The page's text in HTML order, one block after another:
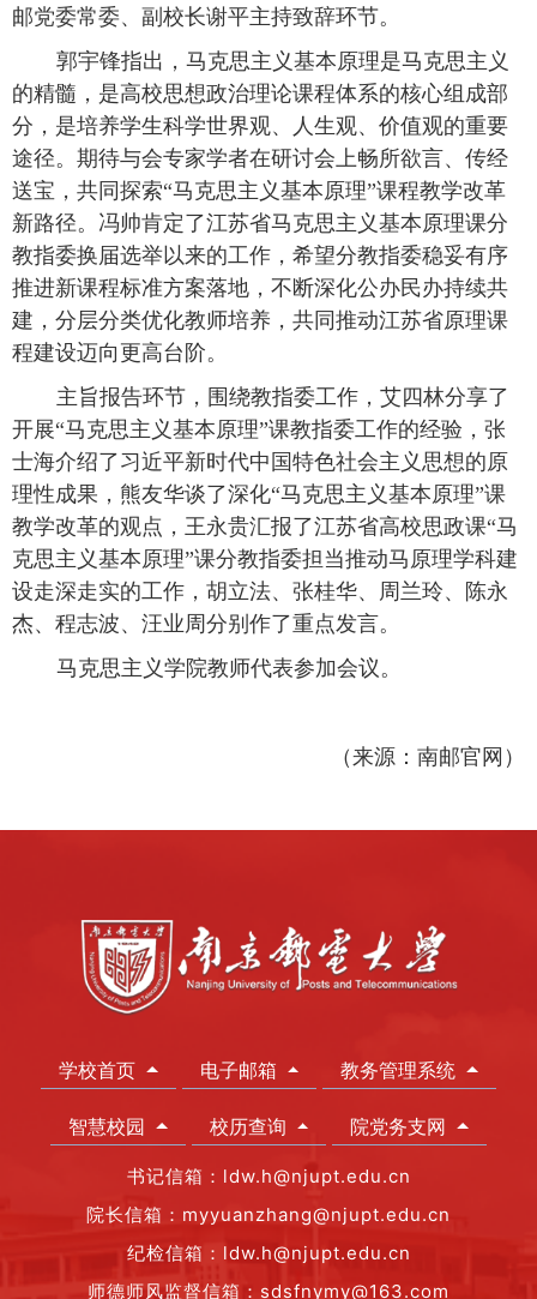
邮党委常委、副校长谢平主持致辞环节。
郭宇锋指出，马克思主义基本原理是马克思主义
的精髓，是高校思想政治理论课程体系的核心组成部
分，是培养学生科学世界观、人生观、价值观的重要
途径。期待与会专家学者在研讨会上畅所欲言、传经
送宝，共同探索“马克思主义基本原理”课程教学改革
新路径。冯帅肯定了江苏省马克思主义基本原理课分
教指委换届选举以来的工作，希望分教指委稳妥有序
推进新课程标准方案落地，不断深化公办民办持续共
建，分层分类优化教师培养，共同推动江苏省原理课
程建设迈向更高台阶。
主旨报告环节，围绕教指委工作，艾四林分享了
开展“马克思主义基本原理”课教指委工作的经验，张
士海介绍了习近平新时代中国特色社会主义思想的原
理性成果，熊友华谈了深化“马克思主义基本原理”课
教学改革的观点，王永贵汇报了江苏省高校思政课“马
克思主义基本原理”课分教指委担当推动马原理学科建
设走深走实的工作，胡立法、张桂华、周兰玲、陈永
杰、程志波、汪业周分别作了重点发言。
马克思主义学院教师代表参加会议。
（来源：南邮官网）
学校首页 电子邮箱 教务管理系统
智慧校园 校历查询 院党务支网
书记信箱：ldw.h@njupt.edu.cn
院长信箱：myyuanzhang@njupt.edu.cn
纪检信箱：ldw.h@njupt.edu.cn
师德师风监督信箱：sdsfnymy@163.com